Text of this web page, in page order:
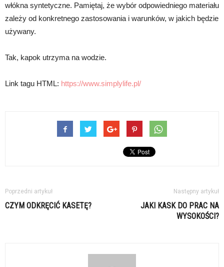
włókna syntetyczne. Pamiętaj, że wybór odpowiedniego materiału
zależy od konkretnego zastosowania i warunków, w jakich będzie
używany.
Tak, kapok utrzyma na wodzie.
Link tagu HTML: https://www.simplylife.pl/
Poprzedni artykuł
CZYM ODKRĘCIĆ KASETĘ?
Następny artykuł
JAKI KASK DO PRAC NA
WYSOKOŚCI?